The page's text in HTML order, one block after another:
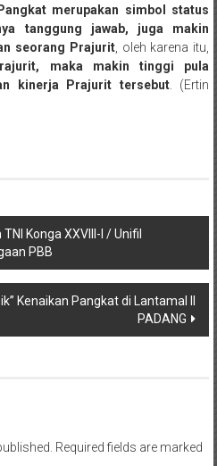
Pangkat merupakan simbol status
tanggung jawab, juga makin
seorang Prajurit, oleh karena itu,
maka makin tinggi pula
kinerja Prajurit tersebut. (Ertin
Konga XXVIII-I / Unifil
PBB
Kenaikan Pangkat di Lantamal II
PADANG
Required fields are marked